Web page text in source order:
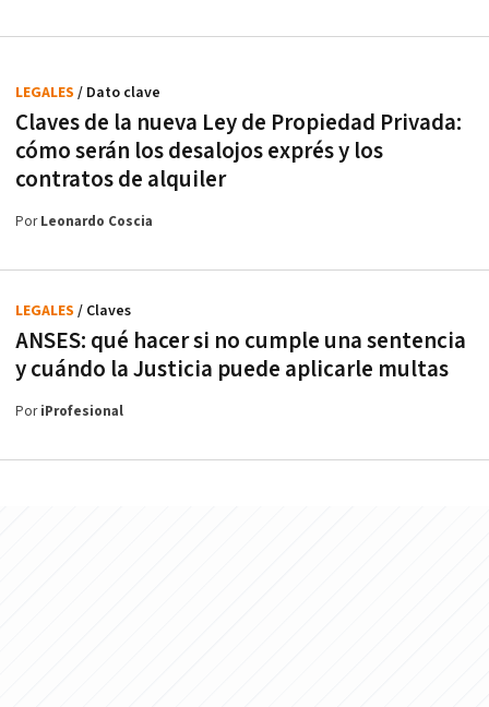
Claves de la nueva Ley de Propiedad Privada:
cómo serán los desalojos exprés y los
contratos de alquiler
LEGALES / Dato clave
PorLeonardo Coscia
ANSES: qué hacer si no cumple una sentencia
y cuándo la Justicia puede aplicarle multas
LEGALES / Claves
PoriProfesional